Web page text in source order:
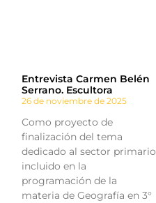
Entrevista Carmen Belén
Serrano. Escultora
26 de noviembre de 2025
Como proyecto de
finalización del tema
dedicado al sector primario
incluido en la
programación de la
materia de Geografía en 3°